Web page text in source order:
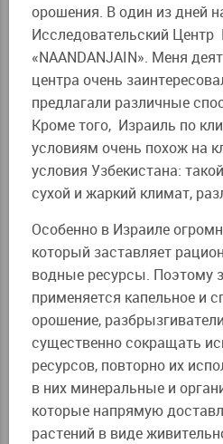
орошения. В один из дней
Исследовательский Центр
«NAANDANJAIN». Меня
центра очень
предлагали различные
Кроме того, Израиль по
условиям очень похож на
условия Узбекистана:
сухой и жаркий климат,
Особенно в Израиле
который заставляет
водные ресурсы. Поэтому
применяется капельное и
орошение,
существенно сокращать
ресурсов, повторно их
в них минеральные и
которые напрямую
растений в виде